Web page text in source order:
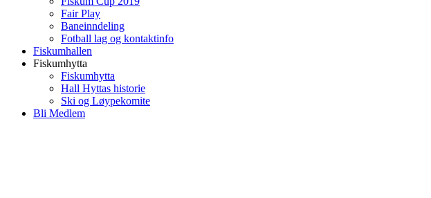
Fair Play
Baneinndeling
Fotball lag og kontaktinfo
Fiskumhallen
Fiskumhytta
Fiskumhytta
Hall Hyttas historie
Ski og Løypekomite
Bli Medlem